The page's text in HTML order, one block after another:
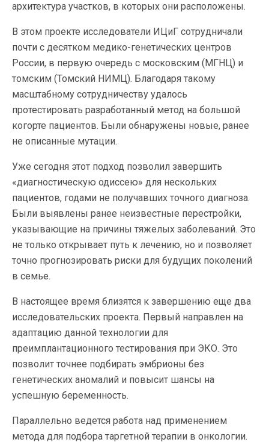
архитектура участков, в которых они расположены.
В этом проекте исследователи ИЦиГ сотрудничали
почти с десятком медико-генетических центров
России, в первую очередь с московским (МГНЦ) и
томским (Томский НИМЦ). Благодаря такому
масштабному сотрудничеству удалось
протестировать разработанный метод на большой
когорте пациентов. Были обнаружены новые, ранее
не описанные мутации.
Уже сегодня этот подход позволил завершить
«диагностическую одиссею» для нескольких
пациентов, годами не получавших точного диагноза.
Были выявлены ранее неизвестные перестройки,
указывающие на причины тяжелых заболеваний. Это
не только открывает путь к лечению, но и позволяет
точно прогнозировать риски для будущих поколений
в семье.
В настоящее время близятся к завершению еще два
исследовательских проекта. Первый направлен на
адаптацию данной технологии для
преимплантационного тестирования при ЭКО. Это
позволит точнее подбирать эмбрионы без
генетических аномалий и повысит шансы на
успешную беременность.
Параллельно ведется работа над применением
метода для подбора таргетной терапии в онкологии.